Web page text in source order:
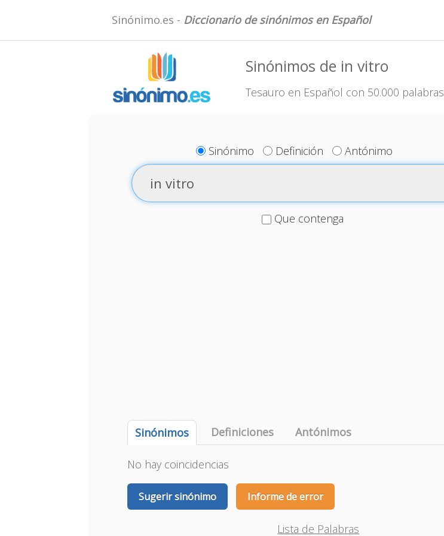
Sinónimo.es - Diccionario de sinónimos en Español
Sinónimos de in vitro
Tesauro en Español con 50.000 palabras
Sinónimo Definición Antónimo
Que contenga
Sinónimos Definiciones Antónimos
No hay coincidencias
Sugerir sinónimo Informe de error
Lista de Palabras